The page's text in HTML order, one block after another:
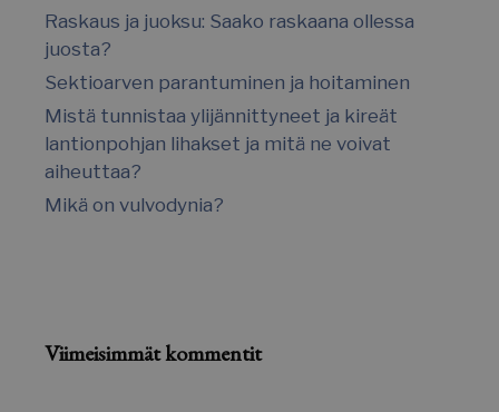
Raskaus ja juoksu: Saako raskaana ollessa
juosta?
Sektioarven parantuminen ja hoitaminen
Mistä tunnistaa ylijännittyneet ja kireät
lantionpohjan lihakset ja mitä ne voivat
aiheuttaa?
Mikä on vulvodynia?
Viimeisimmät kommentit
Toiminnalliset
Luokittelemattomat
Ehdottomasti välttämättömät evästeet
mahdollistavat verkkosivuston perustoiminnot,
kuten käyttäjän kirjautumisen ja tilinhallinnan.
Sivustoa ei voida käyttää oikein ilman ehdottoman
välttämättömiä evästeitä.
Nimi
__cf_bm